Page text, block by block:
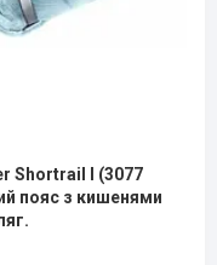
Shortrail I (3077
пояс з кишенями